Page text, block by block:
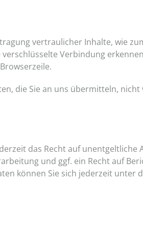
vertraulicher Inhalte, wie
Verbindung
die Sie an uns übermitteln,
das Recht auf
und ggf. ein Recht auf
können Sie sich jederzeit unter